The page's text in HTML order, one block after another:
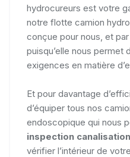
hydrocureurs est votre
notre flotte camion
conçue pour nous, et
puisqu’elle nous permet
exigences en matière
Et pour davantage
d’équiper tous nos
endoscopique qui nous
inspection
vérifier l’intérieur de